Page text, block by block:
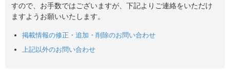
すので、お手数ではございますが、下記よりご連絡をいただけ
ますようお願いいたします。
掲載情報の修正・追加・削除のお問い合わせ
上記以外のお問い合わせ